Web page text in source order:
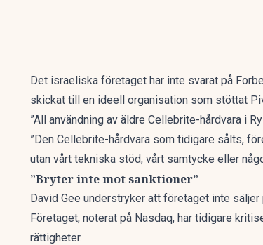
Det israeliska företaget har inte svarat på
skickat till en ideell organisation som stöttat
”All användning av äldre Cellebrite-hårdvara i
”Den Cellebrite-hårdvara som tidigare sålts,
utan vårt tekniska stöd, vårt samtycke eller
”Bryter inte mot sanktioner”
David Gee understryker att företaget inte
Företaget, noterat på Nasdaq, har tidigare
rättigheter.